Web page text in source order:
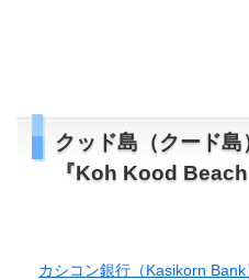
クッド島（クード
『Koh Kood Beach
カシコン銀行（Kasikorn